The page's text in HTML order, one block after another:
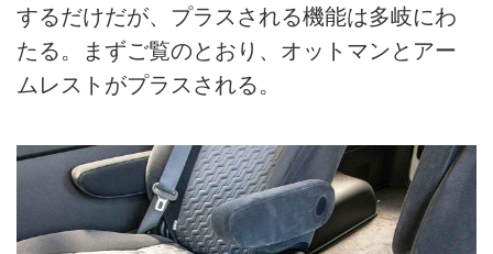
するだけだが、プラスされる機能は多岐にわ
たる。まずご覧のとおり、オットマンとアー
ムレストがプラスされる。